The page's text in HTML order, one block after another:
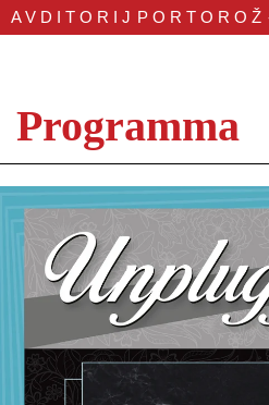
AVDITORIJ PORTOROŽ
Programma